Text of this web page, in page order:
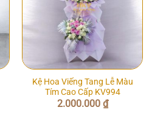
Kệ Hoa Viếng Tang Lễ Màu
Tím Cao Cấp KV994
2.000.000 ₫